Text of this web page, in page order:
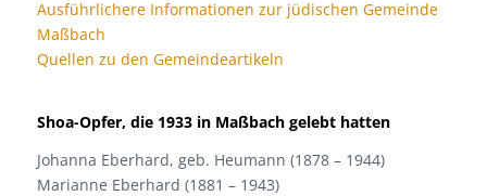
Ausführlichere Informationen zur jüdischen Gemeinde
Maßbach
Quellen zu den Gemeindeartikeln
Shoa-Opfer, die 1933 in Maßbach gelebt hatten
Johanna Eberhard, geb. Heumann (1878 – 1944)
Marianne Eberhard (1881 – 1943)